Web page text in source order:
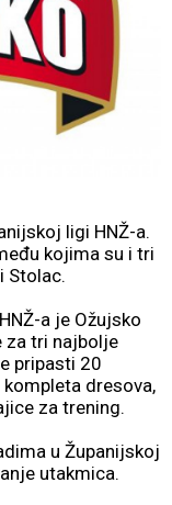
ligi HNŽ-a.
kojima su i tri
Stolac.
a je Ožujsko
za tri najbolje
pripasti 20
dresova,
za trening.
u Županijskoj
utakmica.